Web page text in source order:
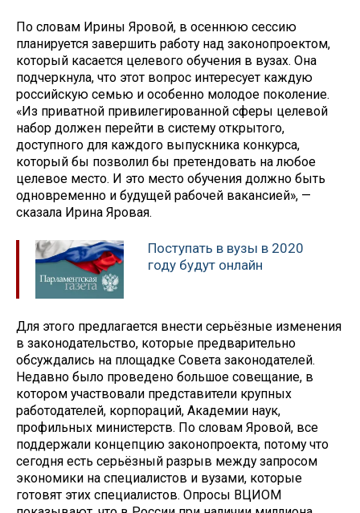
По словам Ирины Яровой, в осеннюю сессию
планируется завершить работу над законопроектом,
который касается целевого обучения в вузах. Она
подчеркнула, что этот вопрос интересует каждую
российскую семью и особенно молодое поколение.
«Из приватной привилегированной сферы целевой
набор должен перейти в систему открытого,
доступного для каждого выпускника конкурса,
который бы позволил бы претендовать на любое
целевое место. И это место обучения должно быть
одновременно и будущей рабочей вакансией», —
сказала Ирина Яровая.
Поступать в вузы в 2020
году будут онлайн
Для этого предлагается внести серьёзные изменения
в законодательство, которые предварительно
обсуждались на площадке Совета законодателей.
Недавно было проведено большое совещание, в
котором участвовали представители крупных
работодателей, корпораций, Академии наук,
профильных министерств. По словам Яровой, все
поддержали концепцию законопроекта, потому что
сегодня есть серьёзный разрыв между запросом
экономики на специалистов и вузами, которые
готовят этих специалистов. Опросы ВЦИОМ